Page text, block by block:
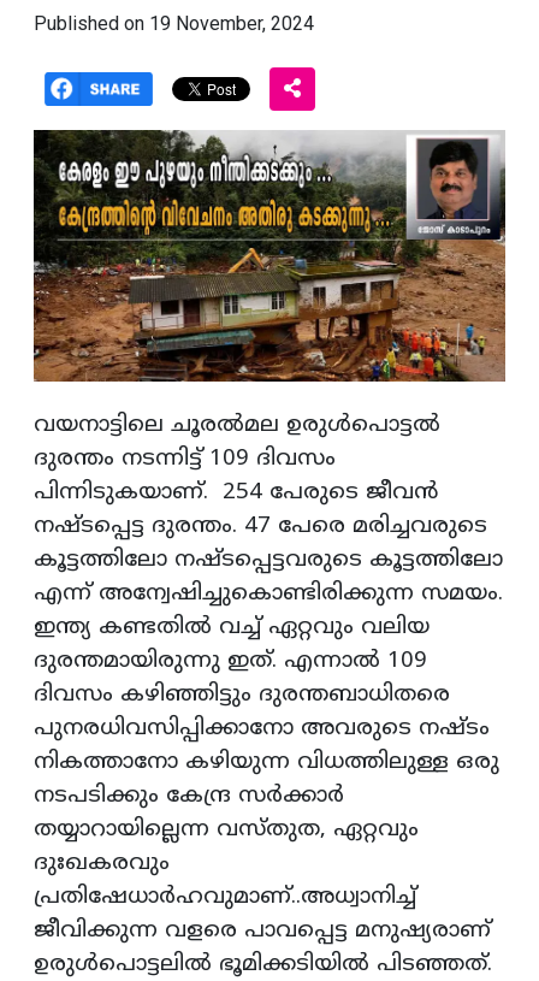
Published on 19 November, 2024
വയനാട്ടിലെ ചൂരൽമല ഉരുൾപൊട്ടൽ
ദുരന്തം നടന്നിട്ട് 109 ദിവസം
പിന്നിടുകയാണ്. 254 പേരുടെ ജീവൻ
നഷ്ടപ്പെട്ട ദുരന്തം. 47 പേരെ മരിച്ചവരുടെ
കൂട്ടത്തിലോ നഷ്ടപ്പെട്ടവരുടെ കൂട്ടത്തിലോ
എന്ന് അന്വേഷിച്ചുകൊണ്ടിരിക്കുന്ന സമയം.
ഇന്ത്യ കണ്ടതിൽ വച്ച് ഏറ്റവും വലിയ
ദുരന്തമായിരുന്നു ഇത്. എന്നാൽ 109
ദിവസം കഴിഞ്ഞിട്ടും ദുരന്തബാധിതരെ
പുനരധിവസിപ്പിക്കാനോ അവരുടെ നഷ്ടം
നികത്താനോ കഴിയുന്ന വിധത്തിലുള്ള ഒരു
നടപടിക്കും കേന്ദ്ര സർക്കാർ
തയ്യാറായില്ലെന്ന വസ്തുത, ഏറ്റവും
ദുഃഖകരവും
പ്രതിഷേധാർഹവുമാണ്..അധ്വാനിച്ച്
ജീവിക്കുന്ന വളരെ പാവപ്പെട്ട മനുഷ്യരാണ്
ഉരുൾപൊട്ടലിൽ ഭൂമിക്കടിയിൽ പിടഞ്ഞത്.